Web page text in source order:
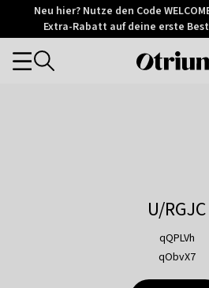
Otrium
Trustpilot
Neu hier? Nutze den Code
Extra-Rabatt auf deine erste
Categories
U/RGJC
qQPLVh
qObvX7